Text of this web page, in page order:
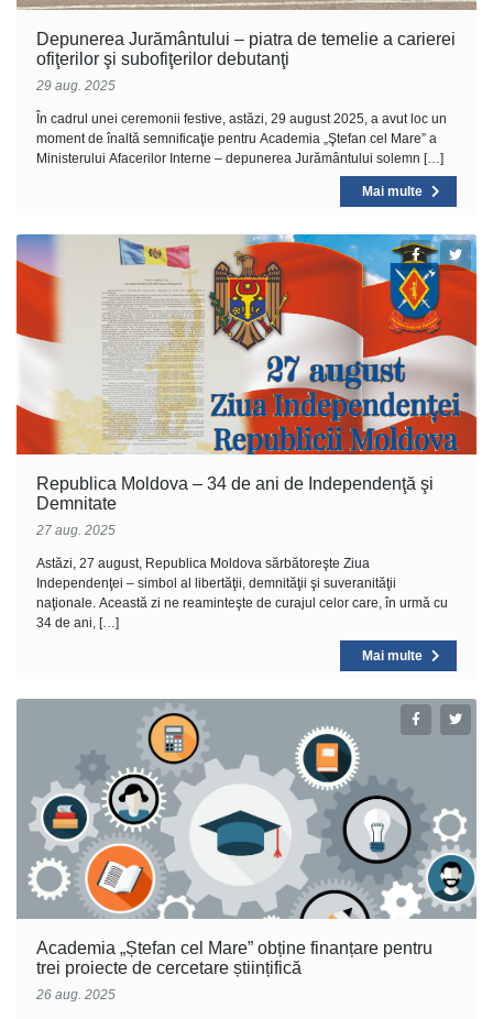
Depunerea Jurământului – piatra de temelie a carierei
ofiţerilor şi subofiţerilor debutanţi
29 aug. 2025
În cadrul unei ceremonii festive, astăzi, 29 august 2025, a avut loc un
moment de înaltă semnificaţie pentru Academia „Ştefan cel Mare” a
Ministerului Afacerilor Interne – depunerea Jurământului solemn […]
Mai multe
Republica Moldova – 34 de ani de Independenţă şi
Demnitate
27 aug. 2025
Astăzi, 27 august, Republica Moldova sărbătoreşte Ziua
Independenţei – simbol al libertăţii, demnităţii şi suveranităţii
naţionale. Această zi ne reaminteşte de curajul celor care, în urmă cu
34 de ani, […]
Mai multe
Academia „Ștefan cel Mare” obține finanțare pentru
trei proiecte de cercetare științifică
26 aug. 2025